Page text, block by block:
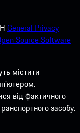
General Privacy
Source Software
містити
від фактичного
засобу.